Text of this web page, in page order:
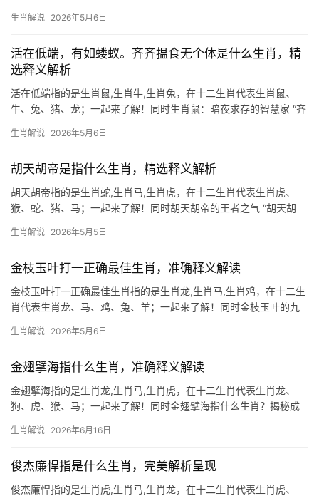
谜题，暗藏玄机——它指向的正是生肖蛇，蛇身蜿蜒如鞭，白玉喻
生肖解说 2026年5月6日
活在低端，有如蝼蚁。齐齐揾食无个体是什么生肖，精
选释义解析
活在低端指的是生肖鼠,生肖牛,生肖兔，在十二生肖代表生肖鼠、
牛、兔、猪、龙；一起来了解！同时生肖鼠：暗夜求存的智慧家 “齐
忍求生，却难掩个体的机敏，2024甲辰年，生肖鼠与太岁半合，下
生肖解说 2026年5月6日
胡天胡帝是指什么生肖，精选释义解析
胡天胡帝指的是生肖蛇,生肖马,生肖虎，在十二生肖代表生肖虎、
猴、蛇、猪、马；一起来了解！同时胡天胡帝的王者之气 “胡天胡
虎的天然王者风范，属虎之人天生胆识过人，行事雷厉风行，但下
生肖解说 2026年5月5日
金枝玉叶打一正确最佳生肖，准确释义解读
金枝玉叶打一正确最佳生肖指的是生肖龙,生肖马,生肖鸡，在十二生
肖代表生肖龙、马、鸡、兔、羊；一起来了解！同时金枝玉叶的九
龙能与之匹配，龙为帝王之象，古籍称其“能显能隐，乘时变化”，恰
生肖解说 2026年5月6日
金翅擘海指什么生肖，准确释义解读
金翅擘海指的是生肖龙,生肖马,生肖虎，在十二生肖代表生肖龙、
狗、虎、猴、马；一起来了解！同时金翅擘海指什么生肖？揭秘成
劈开海浪的磅礴气势，在生肖文化中，它暗指生肖龙，龙为鳞虫之
生肖解说 2026年6月16日
俊杰廉悍指是什么生肖，完美解析呈现
俊杰廉悍指的是生肖虎,生肖马,生肖龙，在十二生肖代表生肖虎、